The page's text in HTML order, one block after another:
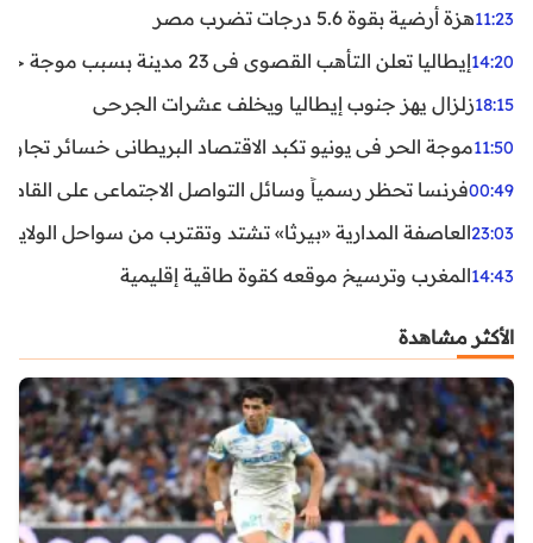
11:23هزة أرضية بقوة 5.6 درجات تضرب مصر
14:20إيطاليا تعلن التأهب القصوى في 23 مدينة بسبب موجة حر شديدة
18:15زلزال يهز جنوب إيطاليا ويخلف عشرات الجرحى
11:50موجة الحر في يونيو تكبد الاقتصاد البريطاني خسائر تجاوزت 1.5 مليار
00:49فرنسا تحظر رسمياً وسائل التواصل الاجتماعي على القاصرين
23:03العاصفة المدارية «بيرثا» تشتد وتقترب من سواحل
14:43المغرب وترسيخ موقعه كقوة طاقية إقليمية
الأكثر مشاهدة